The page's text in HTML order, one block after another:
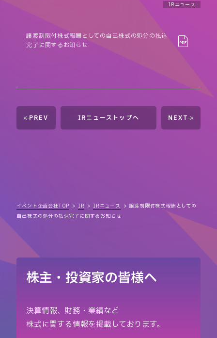
IRニュース
譲渡制限付株式報酬としての自己株式の処分の払込
完了に関するお知らせ
PREV IRニューストップへ NEXT
イベント企画会社TOP IR IRニュース
譲渡制限付株式報酬としての
自己株式の処分の払込完了に関するお知らせ
株主・投資家の皆様へ
決算情報、財務・業績など
株式に関する情報を掲載しております。